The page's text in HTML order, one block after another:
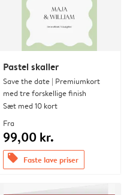
Pastel skaller
Save the date | Premiumkort
med tre forskellige finish
Sæt med 10 kort
Fra
99,00 kr.
offers Faste lave priser